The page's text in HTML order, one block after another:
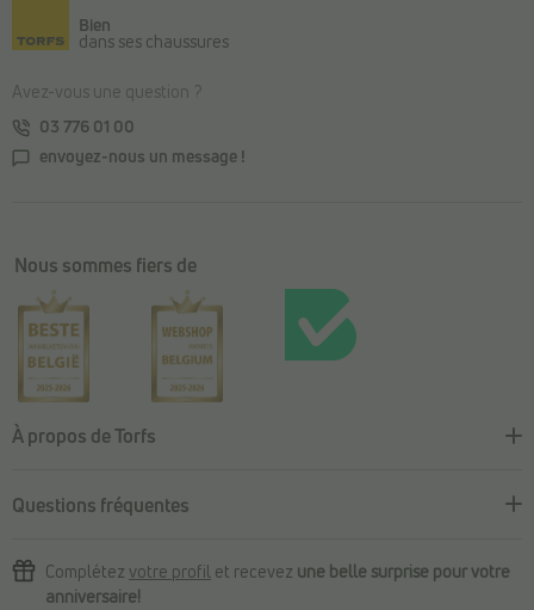
Bien
dans ses chaussures
Avez-vous une question ?
03 776 01 00
envoyez-nous un message !
Nous sommes fiers de
À propos de Torfs
Questions fréquentes
Complétez votre profil et recevez une belle surprise pour votre
anniversaire!